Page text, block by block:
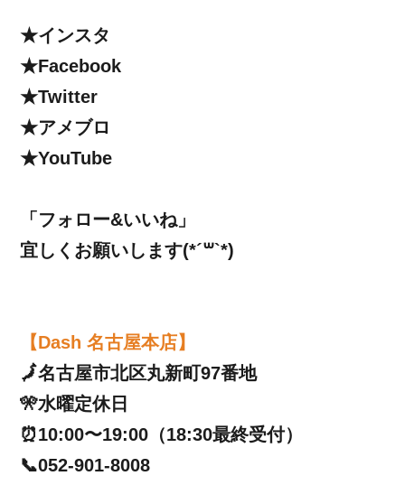
★インスタ
★Facebook
★Twitter
★アメブロ
★YouTube
「フォロー&いいね」
宜しくお願いします(*´꒳`*)
【Dash 名古屋本店】
🗾名古屋市北区丸新町97番地
🎌水曜定休日
⏰10:00〜19:00（18:30最終受付）
📞052-901-8008